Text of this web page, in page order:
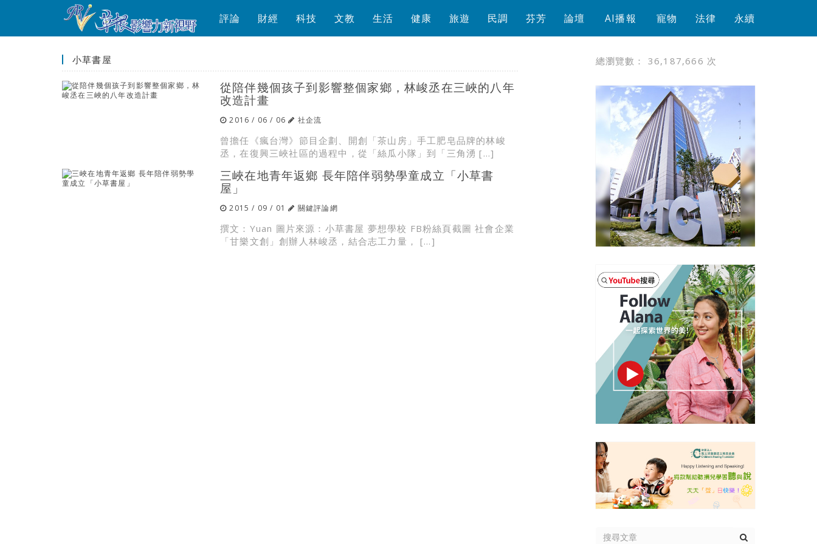
評論 財經 科技 文教 生活 健康 旅遊 民調 芬芳 論壇 AI播報 寵物 法律 永續
小草書屋
從陪伴幾個孩子到影響整個家鄉，林峻丞在三峽的八年
改造計畫
2016 / 06 / 06 社企流
曾擔任《瘋台灣》節目企劃、開創「茶山房」手工肥皂品牌的林峻
丞，在復興三峽社區的過程中，從「絲瓜小隊」到「三角湧 […]
三峽在地青年返鄉 長年陪伴弱勢學童成立「小草書
屋」
2015 / 09 / 01 關鍵評論網
撰文：Yuan 圖片來源：小草書屋 夢想學校 FB粉絲頁截圖 社會企業
「甘樂文創」創辦人林峻丞，結合志工力量， […]
總瀏覽數： 36,187,666 次